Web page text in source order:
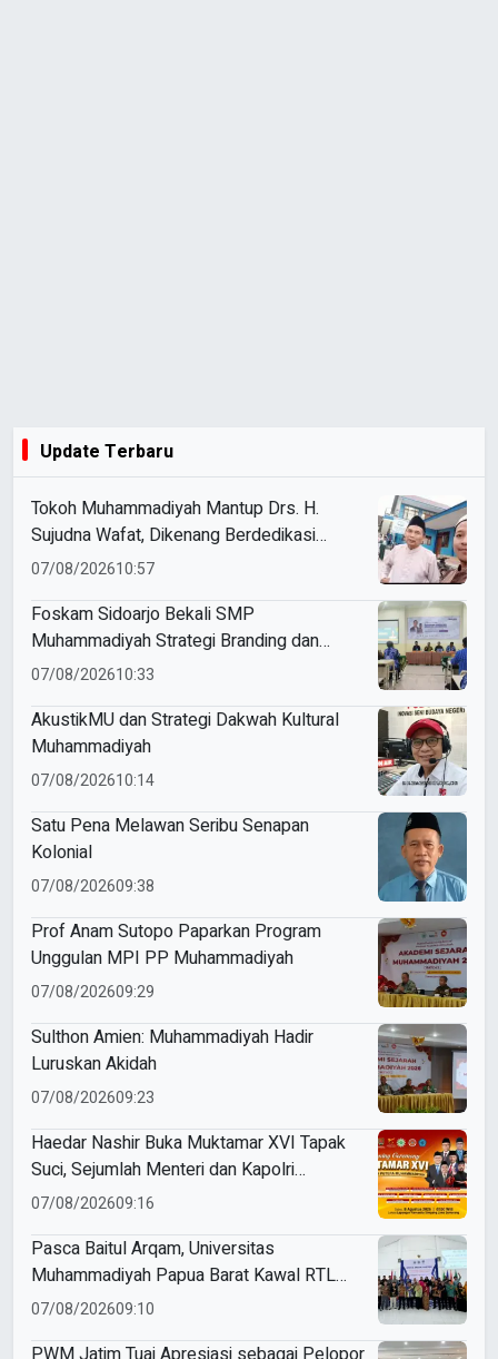
Update Terbaru
Tokoh Muhammadiyah Mantup Drs. H.
Sujudna Wafat, Dikenang Berdedikasi
Kembangkan Dakwah dan Pendidikan
07/08/202610:57
Foskam Sidoarjo Bekali SMP
Muhammadiyah Strategi Branding dan
Marketing Sekolah
07/08/202610:33
AkustikMU dan Strategi Dakwah Kultural
Muhammadiyah
07/08/202610:14
Satu Pena Melawan Seribu Senapan
Kolonial
07/08/202609:38
Prof Anam Sutopo Paparkan Program
Unggulan MPI PP Muhammadiyah
07/08/202609:29
Sulthon Amien: Muhammadiyah Hadir
Luruskan Akidah
07/08/202609:23
Haedar Nashir Buka Muktamar XVI Tapak
Suci, Sejumlah Menteri dan Kapolri
Dijadwalkan Hadir
07/08/202609:16
Pasca Baitul Arqam, Universitas
Muhammadiyah Papua Barat Kawal RTL
Peserta Selama Enam Bulan
07/08/202609:10